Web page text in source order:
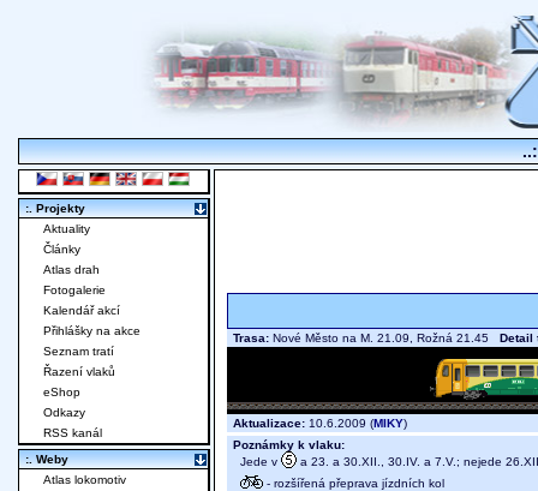
Trasa: Nové Město na M. 21.09, Rožná 21.45 Detail
Aktualizace: 10.6.2009 (MIKY)
Poznámky k vlaku:
Jede v
a 23. a 30.XII., 30.IV. a 7.V.; nejede
- rozšířená přeprava jízdních kol
:. Projekty
Aktuality
Články
Atlas drah
Fotogalerie
Kalendář akcí
Přihlášky na akce
Seznam tratí
Řazení vlaků
eShop
Odkazy
RSS kanál
:. Weby
Atlas lokomotiv